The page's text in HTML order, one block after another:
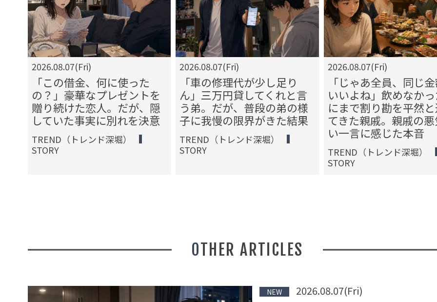
2026.08.07(Fri)
「この借金、何に使った
の？」豪華なプレゼントを
贈り続けた恋人。だが、隠
していた事実に別れを決意
TREND（トレンド深堀）
STORY
2026.08.07(Fri)
「車の修理代が少し足り
ん」三万円貸してくれと言
う弟。だが、普段の弟の様
子に我慢の限界がきた結果
TREND（トレンド深堀）
STORY
2026.08.07(Fri)
「じゃあ全員、同じ
いいよね」飲めなか
にまで割り勘を平然
てきた親戚。親戚の
い一言に感じた本音
TREND（トレンド深堀）
STORY
OTHER ARTICLES
NEW 2026.08.07(Fri)